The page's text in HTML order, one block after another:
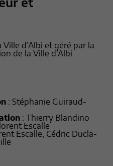
d’Albi et géré par la
de la Ville d’Albi
: Stéphanie Guiraud-
: Thierry Blandino
Escalle
Escalle, Cédric Ducla-